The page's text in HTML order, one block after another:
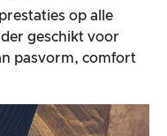
op alle
geschikt voor
pasvorm, comfort